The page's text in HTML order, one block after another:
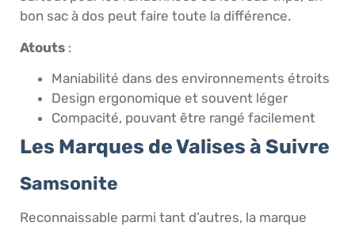
bon sac à dos peut faire toute la différence.
Atouts :
Maniabilité dans des environnements étroits
Design ergonomique et souvent léger
Compacité, pouvant être rangé facilement
Les Marques de Valises à Suivre
Samsonite
Reconnaissable parmi tant d’autres, la marque